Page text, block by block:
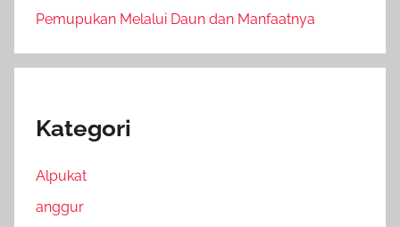
Pemupukan Melalui Daun dan Manfaatnya
Kategori
Alpukat
anggur